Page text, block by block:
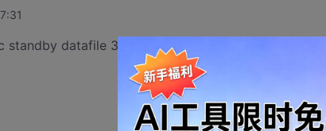
datafile 3 until controlfile